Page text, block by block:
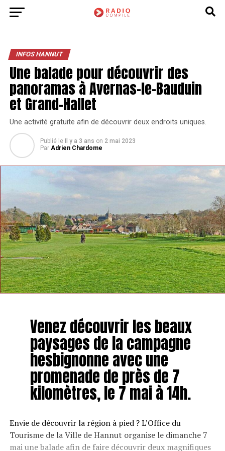
INFOS HANNUT
Une balade pour découvrir des
panoramas à Avernas-le-Bauduin
et Grand-Hallet
Une activité gratuite afin de découvrir deux endroits uniques.
Publié le Il y a 3 ans on 2 mai 2023
Par Adrien Chardome
Venez découvrir les beaux
paysages de la campagne
hesbignonne avec une
promenade de près de 7
kilomètres, le 7 mai à 14h.
Envie de découvrir la région à pied ? L’Office du
Tourisme de la Ville de Hannut organise le dimanche 7
mai une balade afin de faire découvrir deux magnifiques